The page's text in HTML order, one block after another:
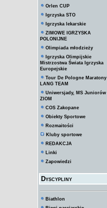
Orlen CUP
Igrzyska STO
Igrzyska lekarskie
ZIMOWE IGRZYSKA
POLONIJNE
Olimpiada młodzieży
Igrzyska Olimpijskie
Mistrzostwa Świata Igrzyska
Europejskie
Tour De Pologne Maratony
LANG TEAM
Uniwersjady, MS Juniorów
ZIOM
COS Zakopane
Obiekty Sportowe
Rozmaitości
Kluby sportowe
REDAKCJA
Linki
Zapowiedzi
Dyscypliny
Biathlon